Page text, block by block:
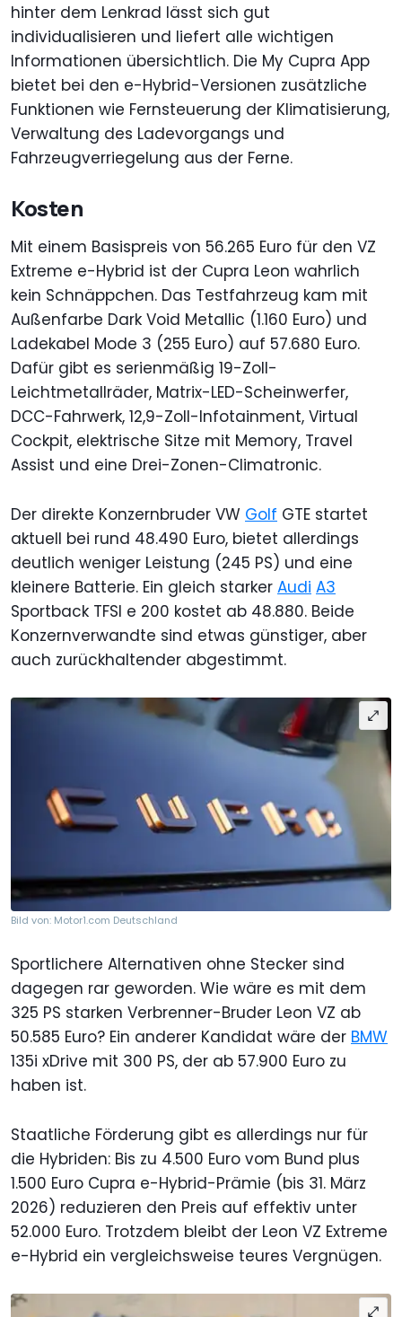
hinter dem Lenkrad lässt sich gut
individualisieren und liefert alle wichtigen
Informationen übersichtlich. Die My Cupra App
bietet bei den e-Hybrid-Versionen zusätzliche
Funktionen wie Fernsteuerung der Klimatisierung,
Verwaltung des Ladevorgangs und
Fahrzeugverriegelung aus der Ferne.
Kosten
Mit einem Basispreis von 56.265 Euro für den VZ
Extreme e-Hybrid ist der Cupra Leon wahrlich
kein Schnäppchen. Das Testfahrzeug kam mit
Außenfarbe Dark Void Metallic (1.160 Euro) und
Ladekabel Mode 3 (255 Euro) auf 57.680 Euro.
Dafür gibt es serienmäßig 19-Zoll-
Leichtmetallräder, Matrix-LED-Scheinwerfer,
DCC-Fahrwerk, 12,9-Zoll-Infotainment, Virtual
Cockpit, elektrische Sitze mit Memory, Travel
Assist und eine Drei-Zonen-Climatronic.
Der direkte Konzernbruder VW Golf GTE startet
aktuell bei rund 48.490 Euro, bietet allerdings
deutlich weniger Leistung (245 PS) und eine
kleinere Batterie. Ein gleich starker Audi A3
Sportback TFSI e 200 kostet ab 48.880. Beide
Konzernverwandte sind etwas günstiger, aber
auch zurückhaltender abgestimmt.
Bild von: Motor1.com Deutschland
Sportlichere Alternativen ohne Stecker sind
dagegen rar geworden. Wie wäre es mit dem
325 PS starken Verbrenner-Bruder Leon VZ ab
50.585 Euro? Ein anderer Kandidat wäre der BMW
135i xDrive mit 300 PS, der ab 57.900 Euro zu
haben ist.
Staatliche Förderung gibt es allerdings nur für
die Hybriden: Bis zu 4.500 Euro vom Bund plus
1.500 Euro Cupra e-Hybrid-Prämie (bis 31. März
2026) reduzieren den Preis auf effektiv unter
52.000 Euro. Trotzdem bleibt der Leon VZ Extreme
e-Hybrid ein vergleichsweise teures Vergnügen.